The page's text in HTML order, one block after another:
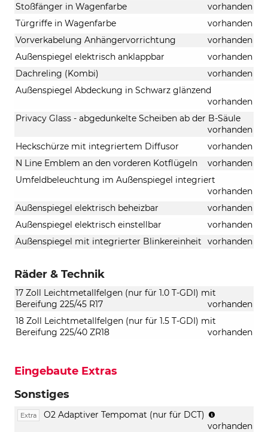
Stoßfänger in Wagenfarbe
vorhanden
Türgriffe in Wagenfarbe
vorhanden
Vorverkabelung Anhängervorrichtung
vorhanden
Außenspiegel elektrisch anklappbar
vorhanden
Dachreling (Kombi)
vorhanden
Außenspiegel Abdeckung in Schwarz glänzend
vorhanden
Privacy Glass - abgedunkelte Scheiben ab der B-Säule
vorhanden
Heckschürze mit integriertem Diffusor
vorhanden
N Line Emblem an den vorderen Kotflügeln
vorhanden
Umfeldbeleuchtung im Außenspiegel integriert
vorhanden
Außenspiegel elektrisch beheizbar
vorhanden
Außenspiegel elektrisch einstellbar
vorhanden
Außenspiegel mit integrierter Blinkereinheit
vorhanden
Räder & Technik
17 Zoll Leichtmetallfelgen (nur für 1.0 T-GDI) mit
Bereifung 225/45 R17
vorhanden
18 Zoll Leichtmetallfelgen (nur für 1.5 T-GDI) mit
Bereifung 225/40 ZR18
vorhanden
Eingebaute Extras
Sonstiges
Extra O2 Adaptiver Tempomat (nur für DCT)
vorhanden